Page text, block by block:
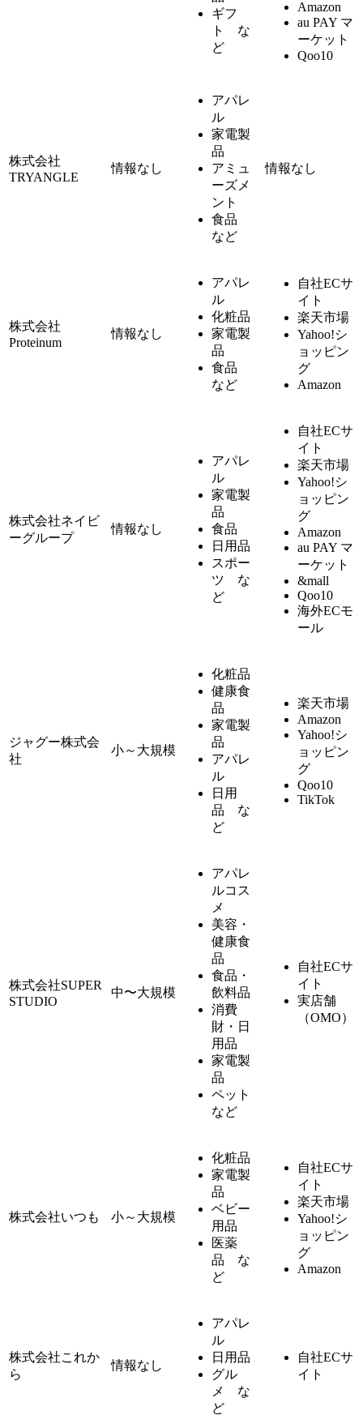
ギフ
ト な
ど
Amazon
au PAY マ
ーケット
Qoo10
株式会社
TRYANGLE
情報なし
アパレ
ル
家電製
品
アミュ
ーズメ
ント
食品
など
情報なし
株式会社
Proteinum
情報なし
アパレ
ル
化粧品
家電製
品
食品
など
自社ECサ
イト
楽天市場
Yahoo!シ
ョッピン
グ
Amazon
株式会社ネイビ
ーグループ
情報なし
アパレ
ル
家電製
品
食品
日用品
スポー
ツ な
ど
自社ECサ
イト
楽天市場
Yahoo!シ
ョッピン
グ
Amazon
au PAY マ
ーケット
&mall
Qoo10
海外ECモ
ール
ジャグー株式会
社
小～大規模
化粧品
健康食
品
家電製
品
アパレ
ル
日用
品 な
ど
楽天市場
Amazon
Yahoo!シ
ョッピン
グ
Qoo10
TikTok
株式会社SUPER
STUDIO
中〜大規模
アパレ
ルコス
メ
美容・
健康食
品
食品・
飲料品
消費
財・日
用品
家電製
品
ペット
など
自社ECサ
イト
実店舗
（OMO）
株式会社いつも 小～大規模
化粧品
家電製
品
ベビー
用品
医薬
品 な
ど
自社ECサ
イト
楽天市場
Yahoo!シ
ョッピン
グ
Amazon
株式会社これか
ら
情報なし
アパレ
ル
日用品
グル
メ な
ど
自社ECサ
イト